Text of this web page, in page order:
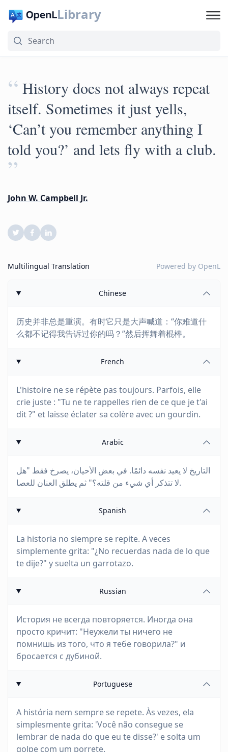
Library
“ History does not always repeat
itself. Sometimes it just yells,
‘Can’t you remember anything I
told you?’ and lets fly with a club.
”
John W. Campbell Jr.
Multilingual Translation Powered by OpenL
Chinese
历史并非总是重演。有时它只是大声喊道：“你难道什
么都不记得我告诉过你的吗？”然后挥舞着棍棒。
French
L'histoire ne se répète pas toujours. Parfois, elle
crie juste : "Tu ne te rappelles rien de ce que je t'ai
dit ?" et laisse éclater sa colère avec un gourdin.
Arabic
التاريخ لا يعيد نفسه دائمًا. في بعض الأحيان، يصرخ فقط "هل
لا تتذكر أي شيء من قلته؟" ثم يطلق العنان للعصا.
Spanish
La historia no siempre se repite. A veces
simplemente grita: "¿No recuerdas nada de lo que
te dije?" y suelta un garrotazo.
Russian
История не всегда повторяется. Иногда она
просто кричит: "Неужели ты ничего не
помнишь из того, что я тебе говорила?" и
бросается с дубиной.
Portuguese
A história nem sempre se repete. Às vezes, ela
simplesmente grita: 'Você não consegue se
lembrar de nada do que eu te disse?' e solta um
golpe com um porrete.